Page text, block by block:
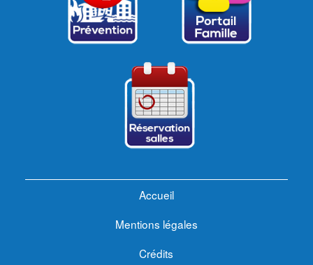
Accueil
Mentions légales
Crédits